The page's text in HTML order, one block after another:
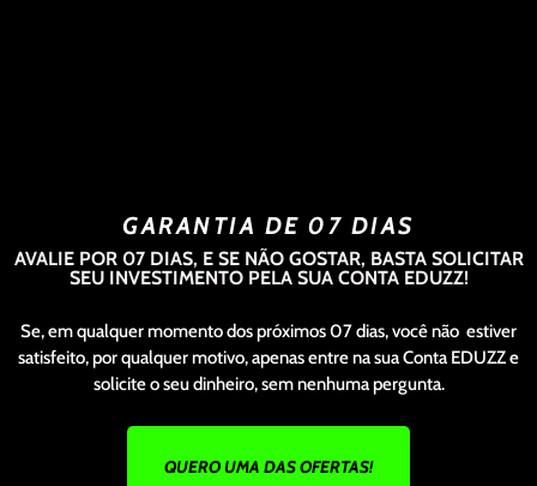
GARANTIA DE 07 DIAS
AVALIE POR 07 DIAS, E SE NÃO GOSTAR, BASTA SOLICITAR
SEU INVESTIMENTO PELA SUA CONTA EDUZZ!
Se, em qualquer momento dos próximos 07 dias, você não estiver
satisfeito, por qualquer motivo, apenas entre na sua Conta EDUZZ e
solicite o seu dinheiro, sem nenhuma pergunta.
QUERO UMA DAS OFERTAS!